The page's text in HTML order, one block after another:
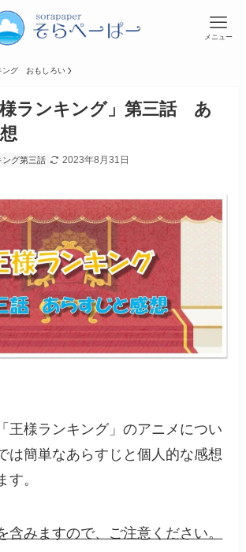
メニュー
ング おもしろい
ランキング」第三話 あ
想
ング第三話 2023年8月31日
王様ランキング」のアニメについ
は簡単なあらすじと個人的な感想
す。
含みますので、ご注意ください。